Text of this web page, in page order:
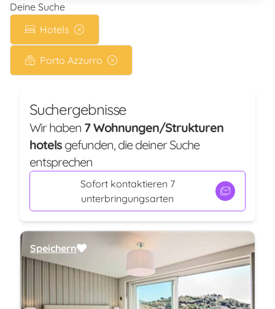
Deine Suche
Hotels
Porto Azzurro
Suchergebnisse
Wir haben 7 Wohnungen/Strukturen
hotels gefunden, die deiner Suche
entsprechen
Sofort kontaktieren 7
unterbringungsarten
Speichern